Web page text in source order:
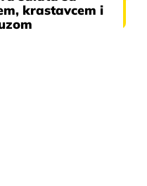
krastavcem i